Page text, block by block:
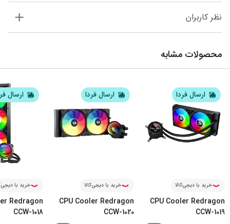
نظر کاربران
محصولات مشابه
ارسال فردا
خرید با دیجی‌کالا
CPU Cooler Redragon
CCW-1019
ارسال فردا
خرید با دیجی‌کالا
CPU Cooler Redragon
CCW-1020
ارسال
خرید با
Redragon
CCW-1018